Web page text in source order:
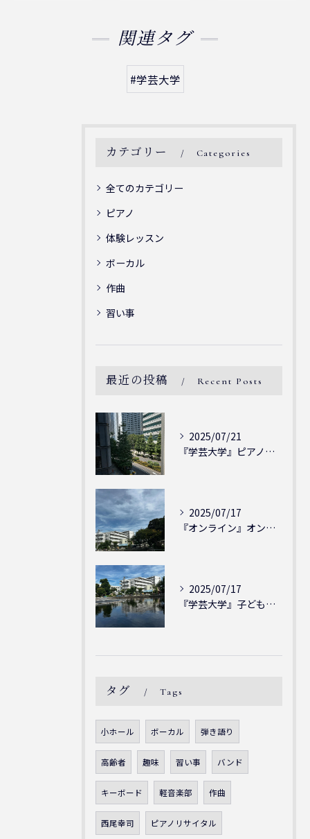
関連タグ
#学芸大学
カテゴリー Categories
全てのカテゴリー
ピアノ
体験レッスン
ボーカル
作曲
習い事
最近の投稿 Recent Posts
2025/07/21
『学芸大学』ピアノを弾ける喜び - シェリー・アーツ音楽教室...
2025/07/17
『オンライン』オンラインの会員様大募集中！シェリー・アーツ音...
2025/07/17
『学芸大学』子どもには子どもの表現が大切！シェリー・アーツ音...
タグ Tags
小ホール ボーカル 弾き語り
高齢者 趣味 習い事 バンド
キーボード 軽音楽部 作曲
西尾幸司 ピアノリサイタル